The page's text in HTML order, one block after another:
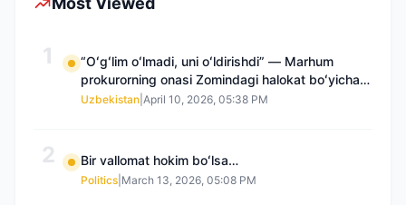
1
“Oʻgʻlim oʻlmadi, uni oʻldirishdi” — Marhum
prokurorning onasi Zomindagi halokat boʻyicha
qayta tergov talab qilmoqda
Uzbekistan April 10, 2026, 05:38 PM
2 Bir vallomat hokim boʻlsa…
Politics March 13, 2026, 05:08 PM